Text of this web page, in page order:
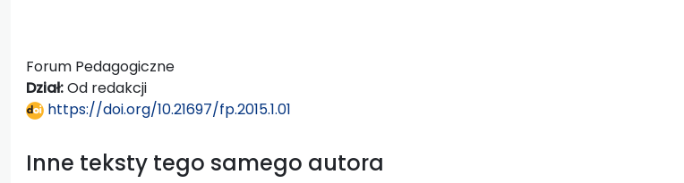
Forum Pedagogiczne
Dział:Od redakcji
https://doi.org/10.21697/fp.2015.1.01
Inne teksty tego samego autora